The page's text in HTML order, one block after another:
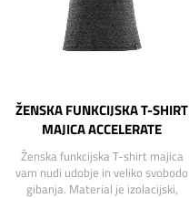
ŽENSKA FUNKCIJSKA T-SHIRT
MAJICA ACCELERATE
Ženska funkcijska T-shirt majica
vam nudi udobje in veliko svobodo
gibanja. Material je izolacijski,